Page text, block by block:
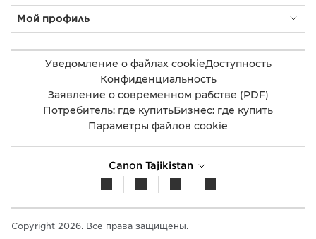
Мой профиль
Уведомление о файлах cookieДоступность
Конфиденциальность
Заявление о современном рабстве (PDF)
Потребитель: где купитьБизнес: где купить
Параметры файлов cookie
Canon Tajikistan
Copyright 2026. Все права защищены.